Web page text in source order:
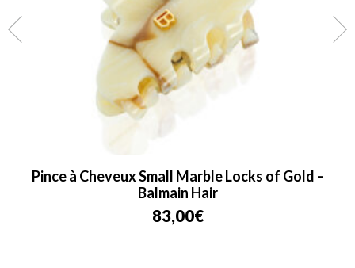
Pince à Cheveux Small Marble Locks of Gold –
Balmain Hair
83,00€